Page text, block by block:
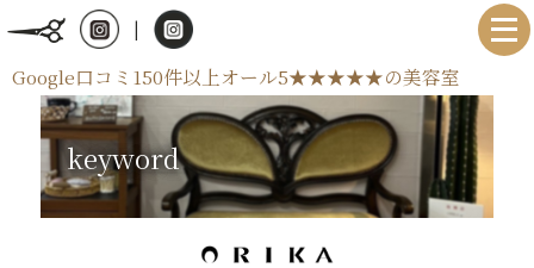
|
Google口コミ150件以上オール5★★★★★の美容室
keyword